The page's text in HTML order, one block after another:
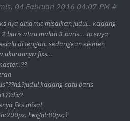
04 Februari 2016 04:07 PM
nya dinamic misalkan judul.. kadang
baris atau malah 3 baris... tp saya
di tengah. sedangkan elemen
ukurannya fixs...
kadang satu baris
fiks misal
height:80px;}